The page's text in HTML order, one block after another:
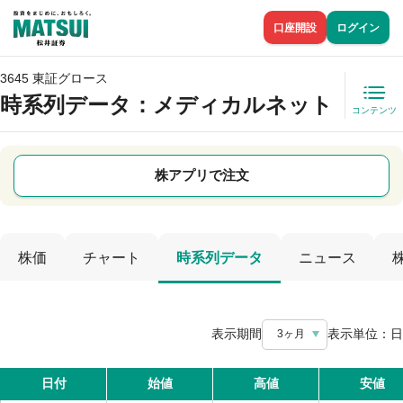
口座開設 ログイン
3645 東証グロース
時系列データ ：メディカルネット コンテンツ
株アプリで注文
株価 チャート 時系列データ ニュース
表示期間 3ヶ月 表示単位： 日
日付 始値 高値 安値